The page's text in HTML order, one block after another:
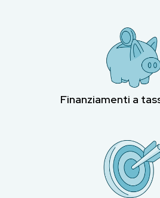
Finanziamenti a